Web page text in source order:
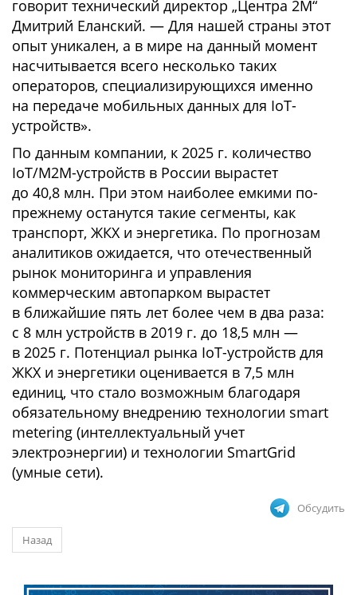
говорит технический директор „Центра 2М“
Дмитрий Еланский. — Для нашей страны этот
опыт уникален, а в мире на данный момент
насчитывается всего несколько таких
операторов, специализирующихся именно
на передаче мобильных данных для IoT-
устройств».
По данным компании, к 2025 г. количество
IoT/M2M-устройств в России вырастет
до 40,8 млн. При этом наиболее емкими по-
прежнему останутся такие сегменты, как
транспорт, ЖКХ и энергетика. По прогнозам
аналитиков ожидается, что отечественный
рынок мониторинга и управления
коммерческим автопарком вырастет
в ближайшие пять лет более чем в два раза:
с 8 млн устройств в 2019 г. до 18,5 млн —
в 2025 г. Потенциал рынка IoT-устройств для
ЖКХ и энергетики оценивается в 7,5 млн
единиц, что стало возможным благодаря
обязательному внедрению технологии smart
metering (интеллектуальный учет
электроэнергии) и технологии SmartGrid
(умные сети).
Обсудить
Назад